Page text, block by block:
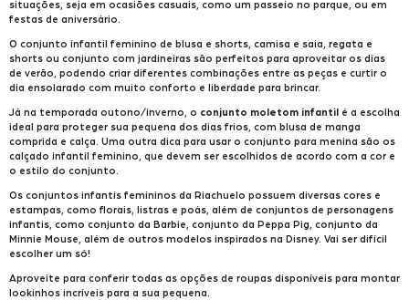
situações, seja em ocasiões casuais, como um passeio no parque, ou em
festas de aniversário.
O conjunto infantil feminino de blusa e shorts, camisa e saia, regata e
shorts ou conjunto com jardineiras são perfeitos para aproveitar os dias
de verão, podendo criar diferentes combinações entre as peças e curtir o
dia ensolarado com muito conforto e liberdade para brincar.
Já na temporada outono/inverno, o conjunto moletom infantil é a escolha
ideal para proteger sua pequena dos dias frios, com blusa de manga
comprida e calça. Uma outra dica para usar o conjunto para menina são os
calçado infantil feminino , que devem ser escolhidos de acordo com a cor e
o estilo do conjunto.
Os conjuntos infantis femininos da Riachuelo possuem diversas cores e
estampas, como florais, listras e poás, além de conjuntos de personagens
infantis, como conjunto da Barbie, conjunto da Peppa Pig, conjunto da
Minnie Mouse, além de outros modelos inspirados na Disney. Vai ser difícil
escolher um só!
Aproveite para conferir todas as opções de roupas disponíveis para montar
lookinhos incríveis para a sua pequena.